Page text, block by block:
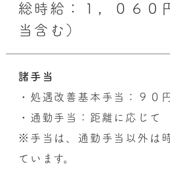
総時給：１，０６０
当含む）
諸手当
・処遇改善基本手当：９０
・通勤手当：距離に応じて
※手当は、通勤手当以外は
ています。